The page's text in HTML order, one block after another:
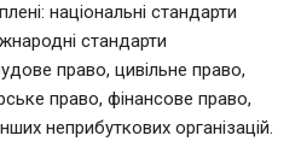
національні стандарти
стандарти
право, цивільне право,
право, фінансове право,
неприбуткових організацій.